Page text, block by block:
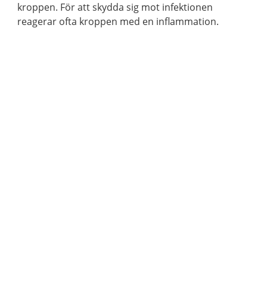
kroppen. För att skydda sig mot infektionen
reagerar ofta kroppen med en inflammation.